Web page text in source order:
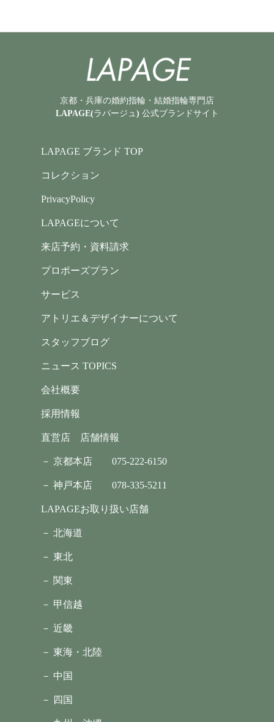
京都・兵庫の婚約指輪・結婚指輪専門店
LAPAGE(ラパージュ) 公式ブランドサイト
LAPAGE ブランド TOP
コレクション
PrivacyPolicy
LAPAGEについて
来店予約・資料請求
プロポーズプラン
サービス
アトリエ＆デザイナーについて
スタッフブログ
ニュース TOPICS
会社概要
採用情報
直営店 店舗情報
－ 京都本店075-222-6150
－ 神戸本店078-335-5211
LAPAGEお取り扱い店舗
－ 北海道
－ 東北
－ 関東
－ 甲信越
－ 近畿
－ 東海・北陸
－ 中国
－ 四国